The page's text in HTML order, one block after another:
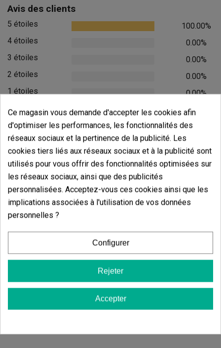
Avis des clients
5 étoiles
100.00%
4 étoiles
0.00%
3 étoiles
0.00%
2 étoiles
0.00%
1 étoiles
0.00%
Écrivez votre commentaire
de
Trier par:
Commentaires sur
mural continu avec Sonde Adwa
Il n'y a pas d'avis dans votre langue, vérifiez-les tous en
cliquant sur « avis dans d'autres langues ».
Afficher les commentaires dans d’autres langues
Ce magasin vous demande d'accepter les cookies afin
d'optimiser les performances, les fonctionnalités des
réseaux sociaux et la pertinence de la publicité. Les
cookies tiers liés aux réseaux sociaux et à la publicité sont
utilisés pour vous offrir des fonctionnalités optimisées sur
les réseaux sociaux, ainsi que des publicités
personnalisées. Acceptez-vous ces cookies ainsi que les
implications associées à l'utilisation de vos données
personnelles ?
Configurer
Rejeter
Accepter